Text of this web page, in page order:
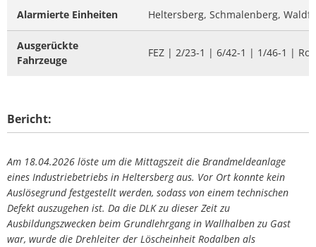
Alarmierte Einheiten Heltersberg, Schmalenberg,
Ausgerückte
Fahrzeuge
FEZ | 2/23-1 | 6/42-1 | 1/46-1 |
Bericht:
Am 18.04.2026 löste um die Mittagszeit die Brandmeldeanlage
eines Industriebetriebs in Heltersberg aus. Vor Ort konnte kein
Auslösegrund festgestellt werden, sodass von einem technischen
Defekt auszugehen ist. Da die DLK zu dieser Zeit zu
Ausbildungszwecken beim Grundlehrgang in Wallhalben zu Gast
war, wurde die Drehleiter der Löscheinheit Rodalben als